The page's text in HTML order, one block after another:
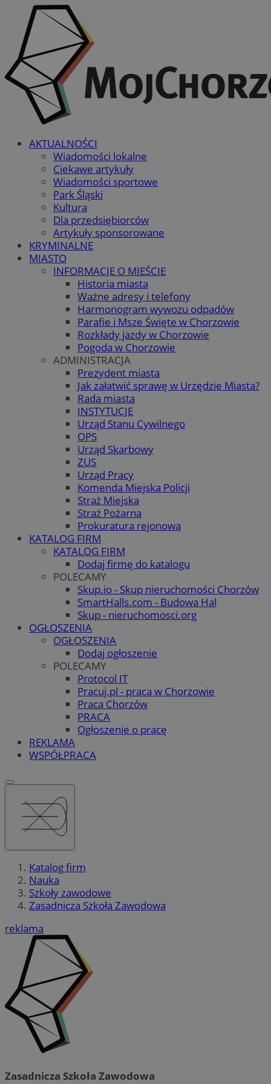
AKTUALNOŚCI
Wiadomości lokalne
Ciekawe artykuły
Wiadomości sportowe
Park Śląski
Kultura
Dla przedsiębiorców
Artykuły sponsorowane
KRYMINALNE
MIASTO
INFORMACJE O MIEŚCIE
Historia miasta
Ważne adresy i telefony
Harmonogram wywozu odpadów
Parafie i Msze Święte w Chorzowie
Rozkłady jazdy w Chorzowie
Pogoda w Chorzowie
ADMINISTRACJA
Prezydent miasta
Jak załatwić sprawę w Urzędzie Miasta?
Rada miasta
INSTYTUCJE
Urząd Stanu Cywilnego
OPS
Urząd Skarbowy
ZUS
Urząd Pracy
Komenda Miejska Policji
Straż Miejska
Straż Pożarna
Prokuratura rejonowa
KATALOG FIRM
KATALOG FIRM
Dodaj firmę do katalogu
POLECAMY
Skup.io - Skup nieruchomości Chorzów
SmartHalls.com - Budowa Hal
Skup - nieruchomosci.org
OGŁOSZENIA
OGŁOSZENIA
Dodaj ogłoszenie
POLECAMY
Protocol IT
Pracuj.pl - praca w Chorzowie
Praca Chorzów
PRACA
Ogłoszenie o pracę
REKLAMA
WSPÓŁPRACA
Katalog firm
Nauka
Szkoły zawodowe
Zasadnicza Szkoła Zawodowa
reklama
Zasadnicza Szkoła Zawodowa